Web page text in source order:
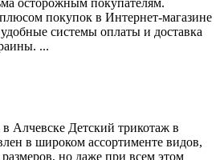
покупок в Интернет-магазине
системы оплаты и доставка
...
Алчевске Детский трикотаж в
в широком ассортименте видов,
но даже при всем этом